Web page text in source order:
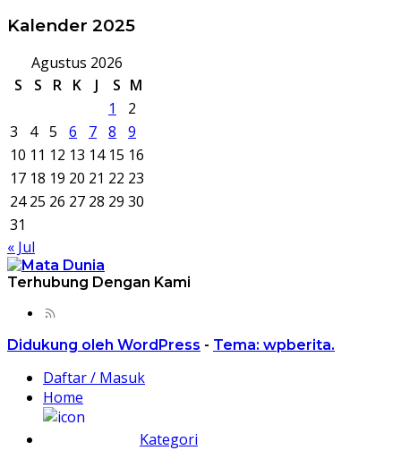
Kalender 2025
Agustus 2026
S
S R K J S M
1
2
3
4 5 6 7 8
9
10 11 12 13 14 15 16
17 18 19 20 21 22 23
24 25 26 27 28 29 30
31
« Jul
Terhubung Dengan Kami
Didukung oleh WordPress - Tema: wpberita.
Daftar / Masuk
Home
Kategori